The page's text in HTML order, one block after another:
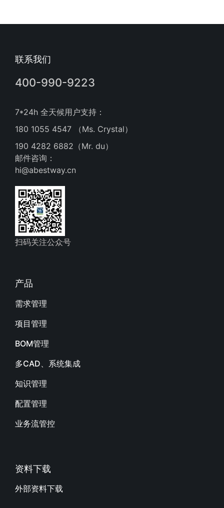
联系我们
400-990-9223
7*24h 全天候用户支持：
180 1055 4547 （Ms. Crystal）
190 4282 6882（Mr. du）
邮件咨询：
hi@abestway.cn
扫码关注公众号
产品
需求管理
项目管理
BOM管理
多CAD、系统集成
知识管理
配置管理
业务流管控
资料下载
外部资料下载